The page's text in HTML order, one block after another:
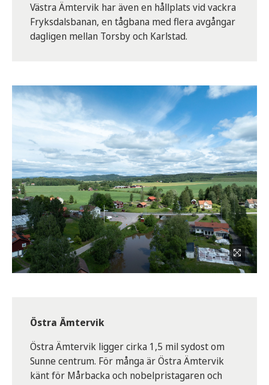
Västra Ämtervik har även en hållplats vid vackra
Fryksdalsbanan, en tågbana med flera avgångar
dagligen mellan Torsby och Karlstad.
Östra Ämtervik
Östra Ämtervik ligger cirka 1,5 mil sydost om
Sunne centrum. För många är Östra Ämtervik
känt för Mårbacka och nobelpristagaren och